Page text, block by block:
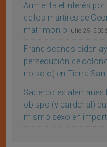
Aumenta el interés
de los mártires de
matrimonio julio 25, 2026
Franciscanos piden
persecución de
no sólo) en Tierra
Sacerdotes alemanes
obispo (y cardenal)
mismo sexo en